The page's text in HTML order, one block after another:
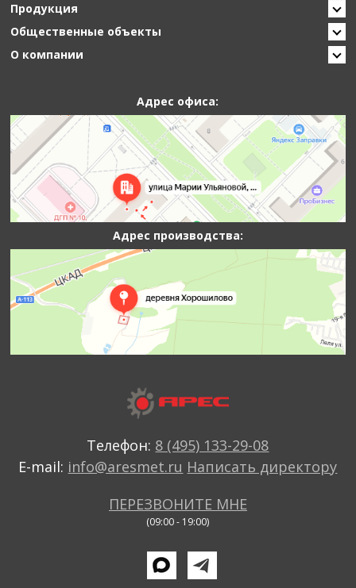
Продукция
Общественные объекты
О компании
Адрес офиса:
Адрес производства:
Телефон: 8 (495) 133-29-08
E-mail: info@aresmet.ru Написать директору
ПЕРЕЗВОНИТЕ МНЕ
(09:00 - 19:00)